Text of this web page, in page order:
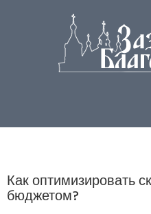
Как оптимизировать
бюджетом?